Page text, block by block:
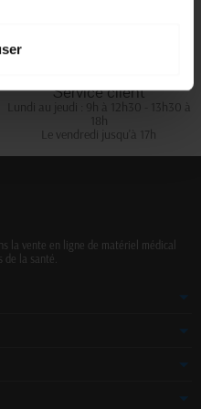
Service client
Lundi au jeudi : 9h à 12h30 - 13h30 à
18h
Le vendredi jusqu'à 17h
la vente en ligne de matériel médical
la santé.